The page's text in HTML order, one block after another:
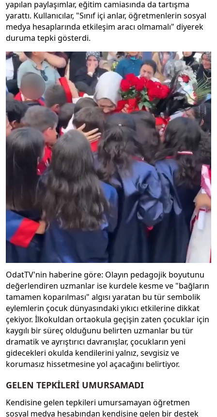
yapılan paylaşımlar, eğitim camiasında da tartışma
yarattı. Kullanıcılar, "Sınıf içi anlar, öğretmenlerin sosyal
medya hesaplarında etkileşim aracı olmamalı" diyerek
duruma tepki gösterdi.
OdatTV'nin haberine göre: Olayın pedagojik boyutunu
değerlendiren uzmanlar ise kurdele kesme ve "bağların
tamamen koparılması" algısı yaratan bu tür sembolik
eylemlerin çocuk dünyasındaki yıkıcı etkilerine dikkat
çekiyor. İlkokuldan ortaokula geçişin zaten çocuklar için
kaygılı bir süreç olduğunu belirten uzmanlar bu tür
dramatik ve ayrıştırıcı davranışlar, çocukların yeni
gidecekleri okulda kendilerini yalnız, sevgisiz ve
korumasız hissetmesine yol açacağını belirtiyor.
GELEN TEPKİLERİ UMURSAMADI
Kendisine gelen tepkileri umursamayan öğretmen
sosyal medya hesabından kendisine gelen bir destek